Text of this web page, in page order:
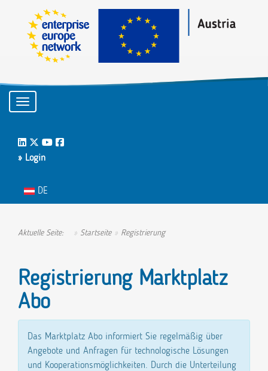
Toggle navigation
LinkedIn
Twitter
Youtube
Facebook
» Login
Sprache auswählen
DE
Aktuelle Seite: Startseite Registrierung
Registrierung Marktplatz
Abo
Das Marktplatz Abo informiert Sie regelmäßig über
Angebote und Anfragen für technologische Lösungen
und Kooperationsmöglichkeiten. Durch die Unterteilung